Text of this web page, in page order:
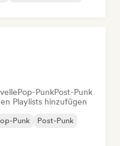
Pop-PunkPost-Punk
Playlists hinzufügen
Punk
Post-Punk